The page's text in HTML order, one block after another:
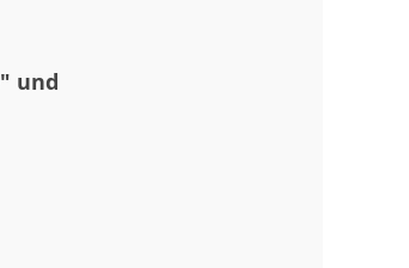
" und